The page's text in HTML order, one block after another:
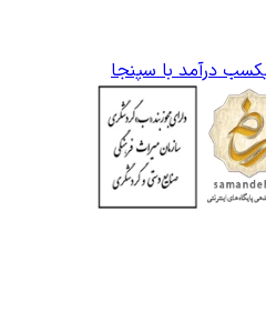
کسب درآمد با سپنجا